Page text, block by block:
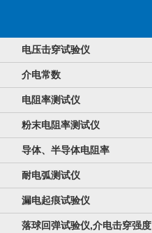
电压击穿试验仪
介电常数
电阻率测试仪
粉末电阻率测试仪
导体、半导体电阻率
耐电弧测试仪
漏电起痕试验仪
落球回弹试验仪,介电击穿强度